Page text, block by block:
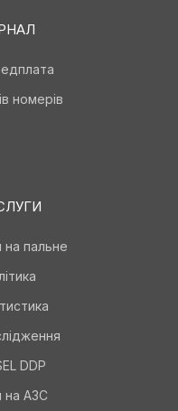
номерів
на пальне
DDP
на АЗС